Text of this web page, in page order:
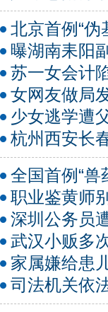
北京首例“伪
曝湖南耒阳
苏一女会计
女网友做局
少女逃学遭
杭州西安长
全国首例“兽
职业鉴黄师
深圳公务员
武汉小贩多
家属嫌给患
司法机关依